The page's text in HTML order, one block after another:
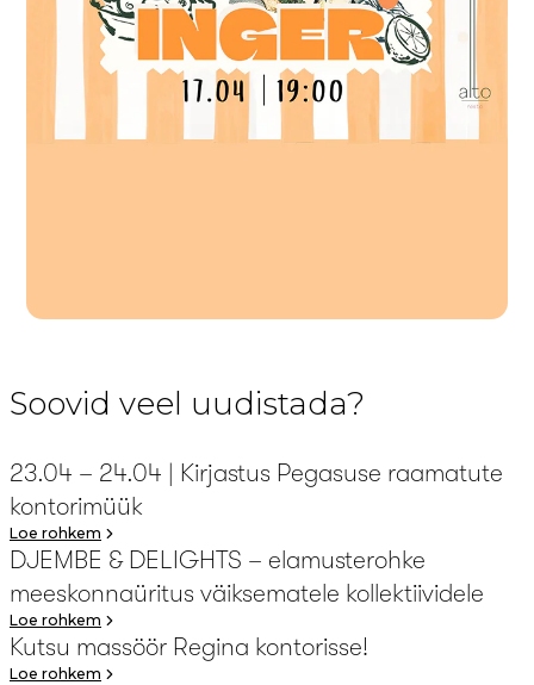
Soovid veel uudistada?
23.04 – 24.04 | Kirjastus Pegasuse raamatute
kontorimüük
Loe rohkem
DJEMBE & DELIGHTS – elamusterohke
meeskonnaüritus väiksematele kollektiividele
Loe rohkem
Kutsu massöör Regina kontorisse!
Loe rohkem